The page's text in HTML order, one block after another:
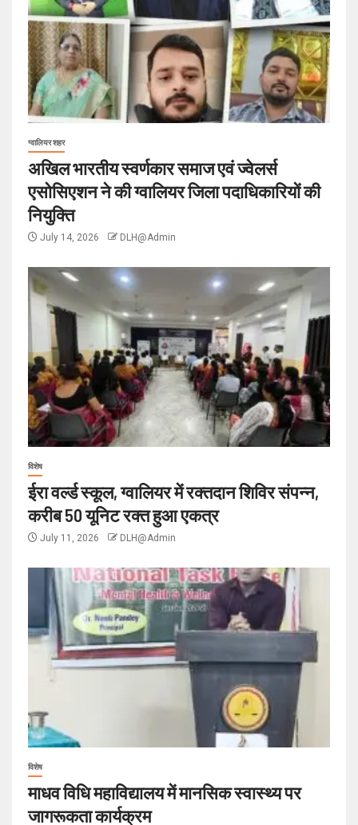
ग्वालियर शहर
अखिल भारतीय स्वर्णकार समाज एवं ज्वेलर्स
एसोसिएशन ने की ग्वालियर जिला पदाधिकारियों की
नियुक्ति
July 14, 2026 DLH@Admin
विशेष
ईरा वर्ल्ड स्कूल, ग्वालियर में रक्तदान शिविर संपन्न,
करीब 50 यूनिट रक्त हुआ एकत्र
July 11, 2026 DLH@Admin
विशेष
माधव विधि महाविद्यालय में मानसिक स्वास्थ्य पर
जागरूकता कार्यक्रम